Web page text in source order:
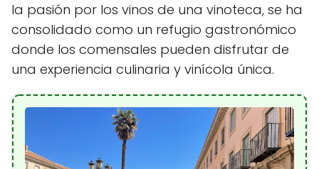
la pasión por los vinos de una vinoteca, se ha
consolidado como un refugio gastronómico
donde los comensales pueden disfrutar de
una experiencia culinaria y vinícola única.